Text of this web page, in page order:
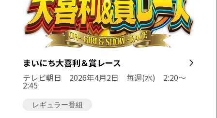
まいにち大喜利＆賞レース
テレビ朝日 2026年4月2日 毎週(水) 2:20〜
2:45
レギュラー番組